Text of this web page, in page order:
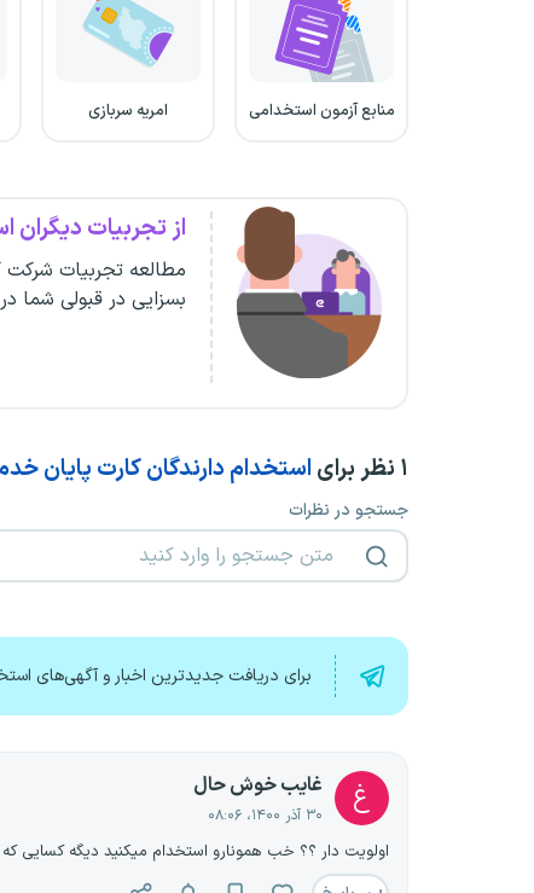
منابع آزمون استخدامی امریه سربازی
از تجربیات دیگران
مطالعه تجربیات
بسزایی در قبولی شما
۱ نظر برای استخدام دارندگان کارت پایان
جستجو در نظرات
برای دریافت جدیدترین اخبار و آگهی‌های
غ غایب خوش حال
۳۰ آذر ۱۴۰۰، ۰۸:۰۶
اولویت دار ؟؟ خب همونارو استخدام میکنید دیگه کسایی